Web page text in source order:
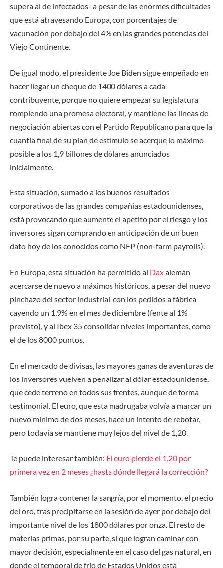
supera al de infectados- a pesar de las enormes dificultades
que está atravesando Europa, con porcentajes de
vacunación por debajo del 4% en las grandes potencias del
Viejo Continente.
De igual modo, el presidente Joe Biden sigue empeñado en
hacer llegar un cheque de 1400 dólares a cada
contribuyente, porque no quiere empezar su legislatura
rompiendo una promesa electoral, y mantiene las líneas de
negociación abiertas con el Partido Republicano para que la
cuantía final de su plan de estímulo se acerque lo máximo
posible a los 1,9 billones de dólares anunciados
inicialmente.
Esta situación, sumado a los buenos resultados
corporativos de las grandes compañías estadounidenses,
está provocando que aumente el apetito por el riesgo y los
inversores sigan comprando en anticipación de un buen
dato hoy de los conocidos como NFP (non-farm payrolls).
En Europa, esta situación ha permitido al Daxalemán
acercarse de nuevo a máximos históricos, a pesar del nuevo
pinchazo del sector industrial, con los pedidos a fábrica
cayendo un 1,9% en el mes de diciembre (fente al 1%
previsto), y al Ibex 35 consolidar niveles importantes, como
el de los 8000 puntos.
En el mercado de divisas, las mayores ganas de aventuras de
los inversores vuelven a penalizar al dólar estadounidense,
que cede terreno en todos sus frentes, aunque de forma
testimonial. El euro, que esta madrugaba volvía a marcar un
nuevo mínimo de dos meses, hace un intento de rebotar,
pero todavía se mantiene muy lejos del nivel de 1,20.
Te puede interesar también: El euro pierde el 1,20 por
primera vez en 2 meses ¿hasta dónde llegará la corrección?
También logra contener la sangría, por el momento, el precio
del oro, tras precipitarse en la sesión de ayer por debajo del
importante nivel de los 1800 dólares por onza. El resto de
materias primas, por su parte, sí que logran caminar con
mayor decisión, especialmente en el caso del gas natural, en
donde el temporal de frío de Estados Unidos está